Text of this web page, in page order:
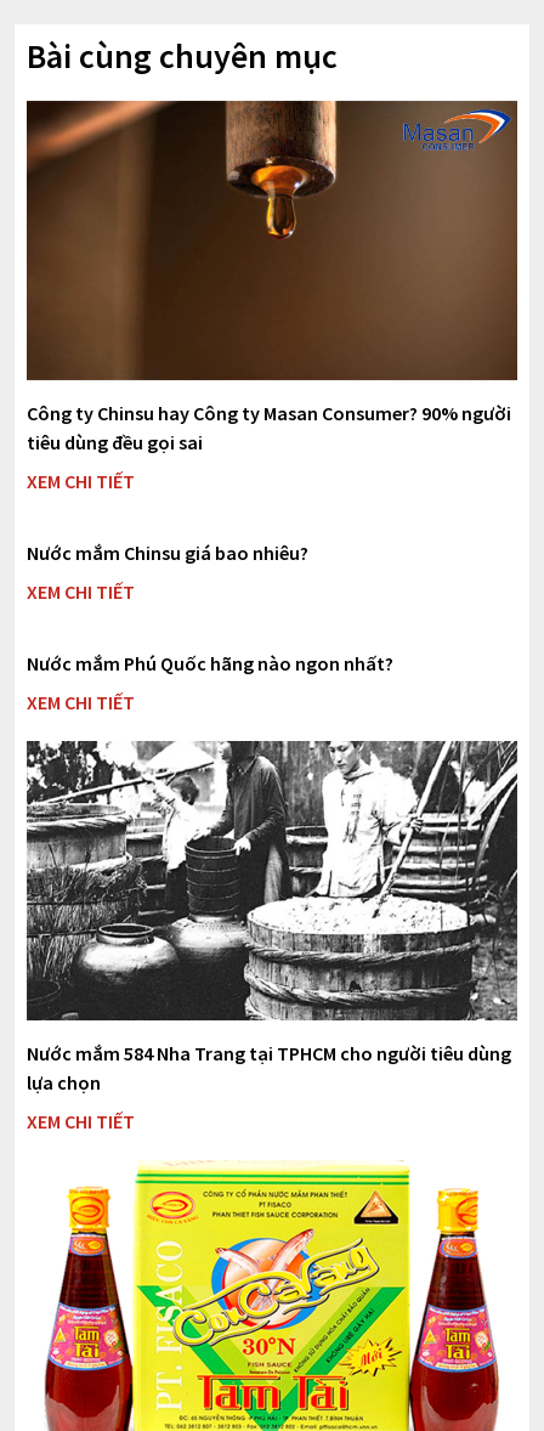
Bài cùng chuyên mục
Công ty Chinsu hay Công ty Masan Consumer? 90% người
tiêu dùng đều gọi sai
XEM CHI TIẾT
Nước mắm Chinsu giá bao nhiêu?
XEM CHI TIẾT
Nước mắm Phú Quốc hãng nào ngon nhất?
XEM CHI TIẾT
Nước mắm 584 Nha Trang tại TPHCM cho người tiêu dùng
lựa chọn
XEM CHI TIẾT